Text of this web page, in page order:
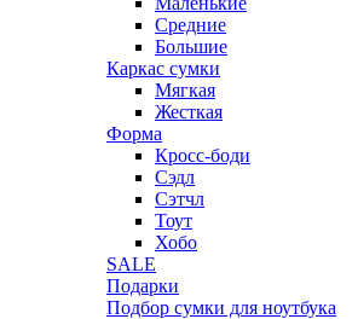
Средние
Большие
Каркас сумки
Мягкая
Жесткая
Форма
Кросс-боди
Сэдл
Сэтчл
Тоут
Хобо
SALE
Подарки
Подбор сумки для ноутбука